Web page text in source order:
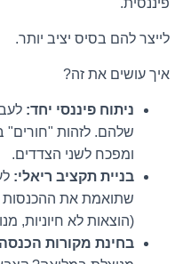
פיננסית.
לייצר להם בסיס יציב יותר.
איך עושים את זה?
ניתוח פיננסי יחד:
שלהם. לזהות "חורים"
ומפכח לשני הצדדים.
בניית תקציב ריאלי:
שתואמת את
(הוצאות לא חיוניות,
בחינת מקורות